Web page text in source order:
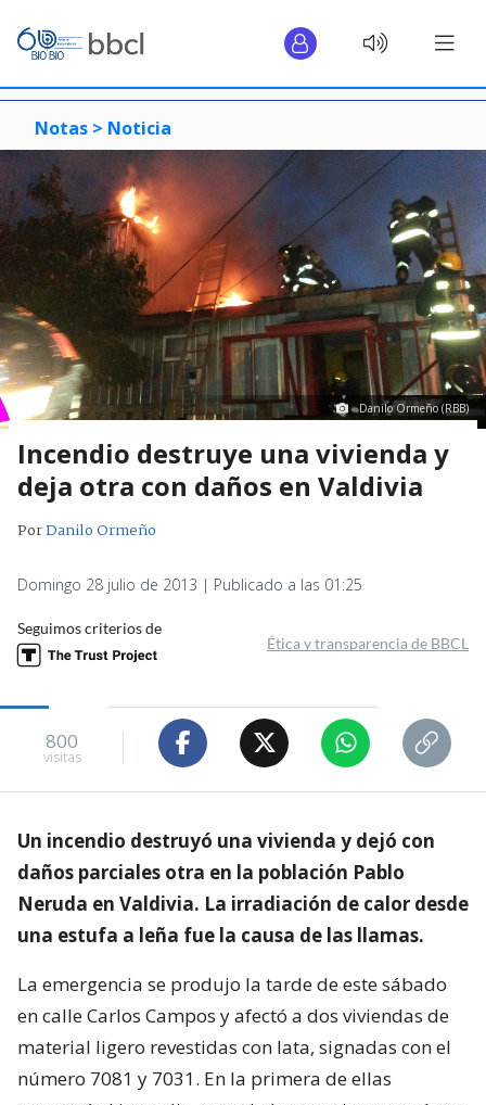
Notas > Noticia
Danilo Ormeño (RBB)
Incendio destruye una vivienda y
deja otra con daños en Valdivia
PorDanilo Ormeño
Domingo 28 julio de 2013 | Publicado a las 01:25
Seguimos criterios de
Ética y transparencia de BBCL
800
visitas
Un incendio destruyó una vivienda y dejó con
daños parciales otra en la población Pablo
Neruda en Valdivia. La irradiación de calor desde
una estufa a leña fue la causa de las llamas.
La emergencia se produjo la tarde de este sábado
en calle Carlos Campos y afectó a dos viviendas de
material ligero revestidas con lata, signadas con el
número 7081 y 7031. En la primera de ellas